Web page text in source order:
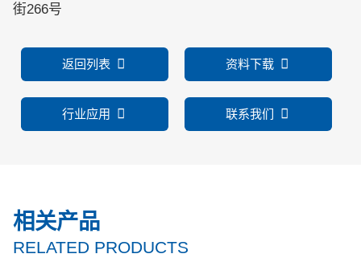
街266号
返回列表 资料下载
行业应用 联系我们
相关产品
RELATED PRODUCTS